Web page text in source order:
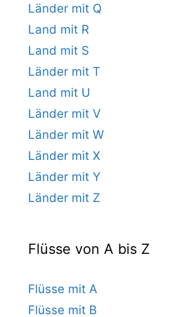
Länder mit Q
Land mit R
Land mit S
Länder mit T
Land mit U
Länder mit V
Länder mit W
Länder mit X
Länder mit Y
Länder mit Z
Flüsse von A bis Z
Flüsse mit A
Flüsse mit B